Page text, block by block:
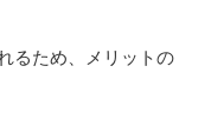
るため、メリットの